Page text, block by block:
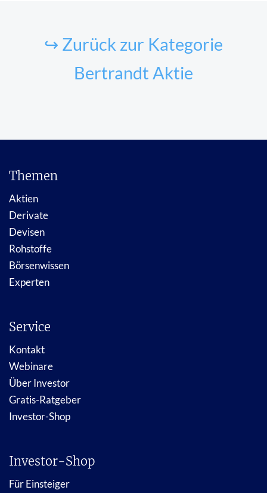
↪ Zurück zur Kategorie
Bertrandt Aktie
Themen
Aktien
Derivate
Devisen
Rohstoffe
Börsenwissen
Experten
Service
Kontakt
Webinare
Über Investor
Gratis-Ratgeber
Investor-Shop
Investor-Shop
Für Einsteiger